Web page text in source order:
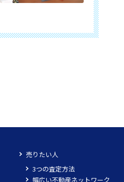
売りたい人
3つの査定方法
幅広い不動産ネットワーク